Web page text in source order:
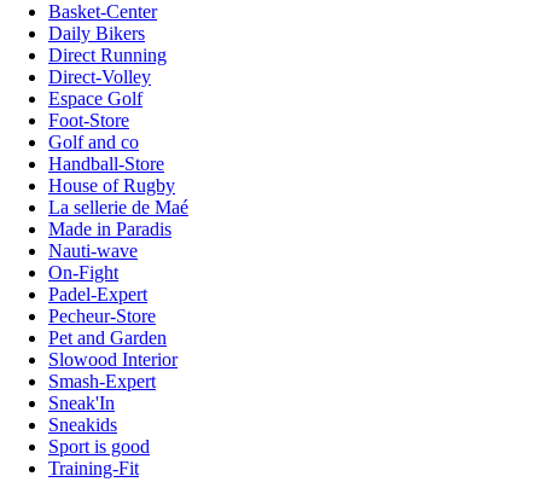
Basket-Center
Daily Bikers
Direct Running
Direct-Volley
Espace Golf
Foot-Store
Golf and co
Handball-Store
House of Rugby
La sellerie de Maé
Made in Paradis
Nauti-wave
On-Fight
Padel-Expert
Pecheur-Store
Pet and Garden
Slowood Interior
Smash-Expert
Sneak'In
Sneakids
Sport is good
Training-Fit